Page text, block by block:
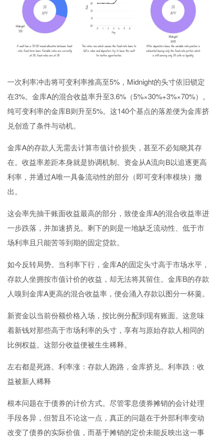
一次利率冲击将可变利率推高至5%，Midnight的头寸依旧锁定
在3%。金库A的混合收益率升至3.6%（5%×30%+3%×70%）。
纯可变利率的金库B则升至5%。这140个基点的落差便为金库挤
兑创造了条件与动机。
金库A的存款人无需去计算市值计价损失，甚至不必知晓其存
在。收益率差距本身就是协调机制。资金从A流向B以追逐更高
利率，并通过A唯一具备流动性的部分（即可变利率模块）撤
出。
这会率先抽干账面收益最高的部分，致使金库A的混合收益率进
一步跌落，并加速挤兑。剩下的则是一地缺乏流动性、低于市
场利率且只能苦等到期的固定贷款。
如今反转局势。当利率下行，金库A的固定头寸高于市场水平，
存款人坐拥按市值计价的收益，却无法将其留住。金库B的存款
人嗅到金库A更高的混合收益率，便会涌入存款以图分一杯羹。
新资金以当前份额价格入场，按比例分配到现有账面。这意味
着新钱对那些高于市场利率的头寸，享有与原始存款人相同的
比例权益。这部分收益便被生生稀释。
左右都是死路。利率涨：存款人跑路，金库挤兑。利率跌：收
益被新人稀释
根本问题在于债券的计价方式。尽管零息债券摊销的会计处理
手段各异，但暂且不论这一点，真正的问题在于外部利率变动
改变了债券的实际价值，而基于摊销的定价未能反映出这一事